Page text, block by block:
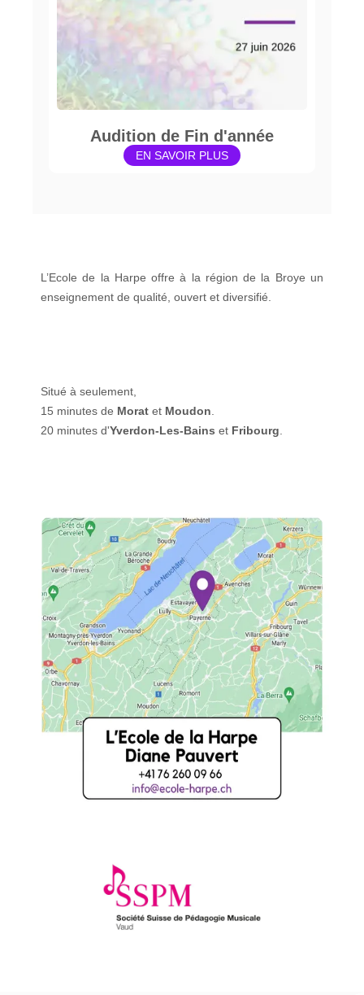
Audition de Fin d'année
EN SAVOIR PLUS
L’Ecole de la Harpe offre à la région de la Broye un
enseignement de qualité, ouvert et diversifié.
Situé à seulement,
15 minutes de Morat et Moudon
20 minutes d'Yverdon-Les-Bains et Fribourg